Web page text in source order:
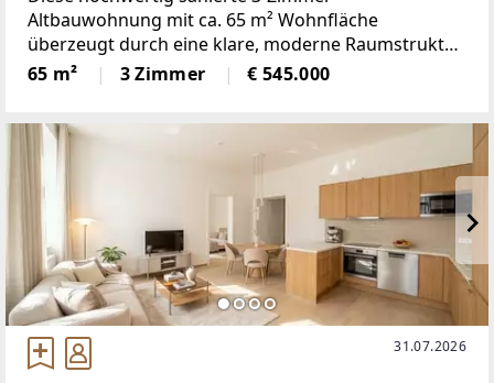
Altbauwohnung mit ca. 65 m² Wohnfläche
überzeugt durch eine klare, moderne Raumstruktur
und eine funktionale Grundrissgestaltung.Die
perfekte Raumaufteilung kombiniert zeitgemäßen
65 m² 3 Zimmer € 545.000
31.07.2026